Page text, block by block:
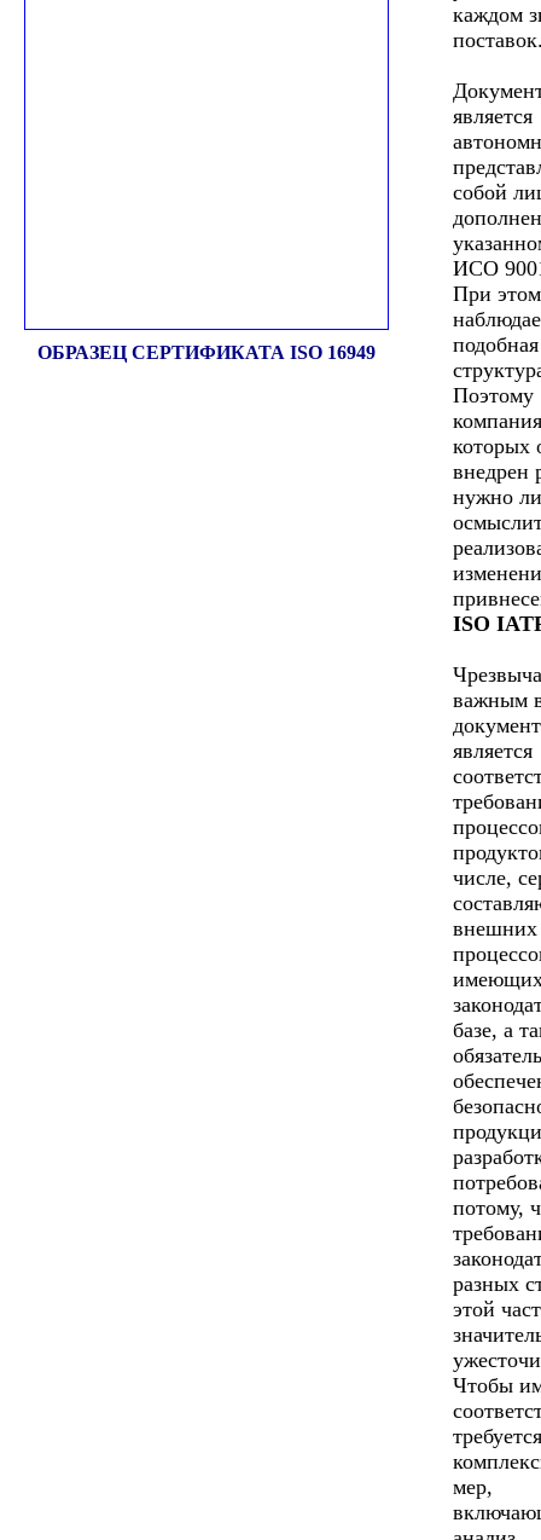
ОБРАЗЕЦ СЕРТИФИКАТА ISO 16949
каждом
является
собой
ИСО
При
Поэтому
которых
внедрен
нужно
ISO
важным
является
числе,
внешних
базе, а
потому,
разных
этой
Чтобы
требуется
мер,